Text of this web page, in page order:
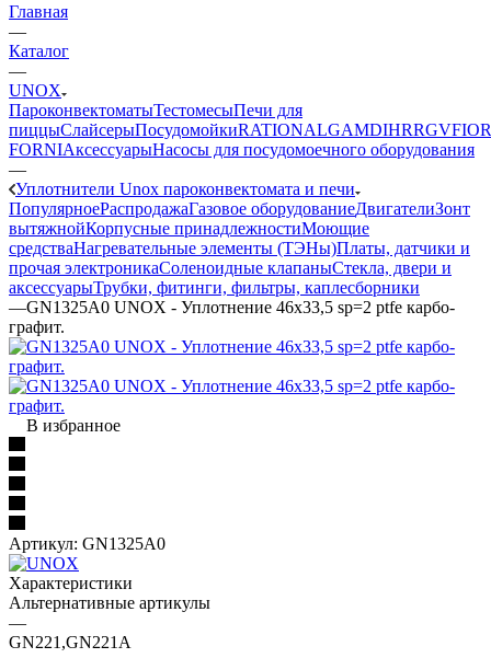
Главная
—
Каталог
—
UNOX
ПароконвектоматыТестомесыПечи для
пиццыСлайсерыПосудомойкиRATIONALGAMDIHRRGV
FORNIАксессуарыНасосы для посудомоечного оборудования
—
Уплотнители Unox пароконвектомата и печи
ПопулярноеРаспродажаГазовое оборудованиеДвигателиЗонт
вытяжнойКорпусные принадлежностиМоющие
средстваНагревательные элементы (ТЭНы)Платы, датчики и
прочая электроникаСоленоидные клапаныСтекла, двери и
аксессуарыТрубки, фитинги, фильтры, каплесборники
—GN1325A0 UNOX - Уплотнение 46x33,5 sp=2 ptfe карбо-
графит.
В избранное
Артикул: GN1325A0
Характеристики
Альтернативные артикулы
—
GN221,GN221A